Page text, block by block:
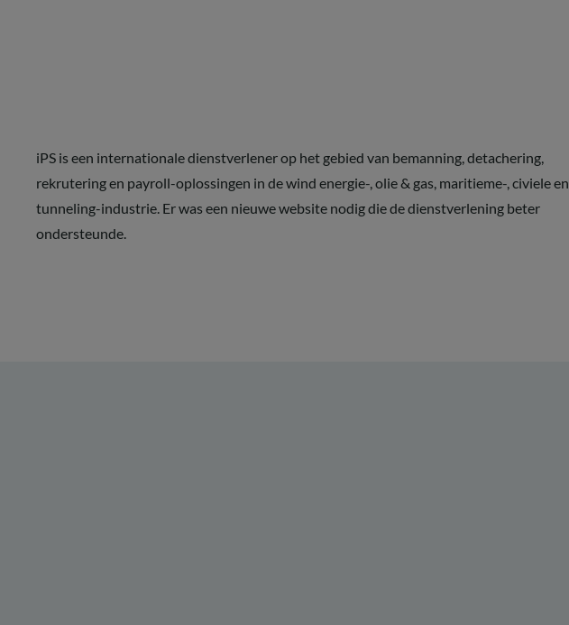
iPS is een internationale dienstverlener op het gebied van bemanning, detachering,
rekrutering en payroll-oplossingen in de wind energie-, olie & gas, maritieme-, civiele en
tunneling-industrie. Er was een nieuwe website nodig die de dienstverlening beter
ondersteunde.